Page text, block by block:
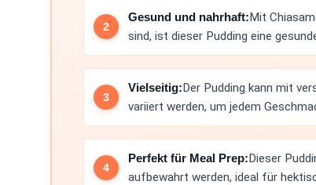
Gesund und nahrhaft:Mit
sind, ist dieser Pudding eine
Vielseitig:Der Pudding kann mit
variiert werden, um jedem
Perfekt für Meal Prep:Dieser
aufbewahrt werden, ideal für